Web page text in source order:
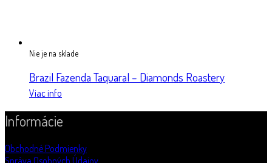
Nie je na sklade
Brazil Fazenda Taquaral – Diamonds Roastery
Viac info
Informácie
Obchodné Podmienky
Správa Osobných Údajov